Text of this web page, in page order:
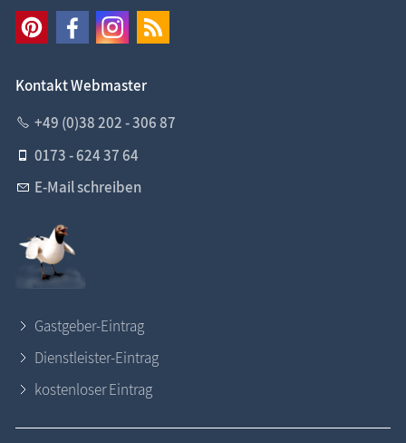
Kontakt Webmaster
+49 (0)38 202 - 306 87
0173 - 624 37 64
E-Mail schreiben
Gastgeber-Eintrag
Dienstleister-Eintrag
kostenloser Eintrag